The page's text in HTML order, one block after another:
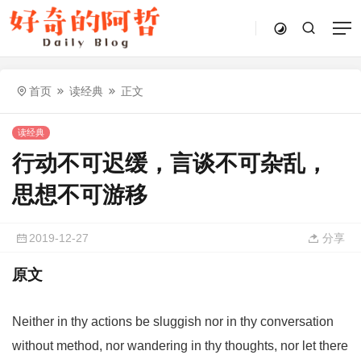
首页 读经典 正文
读经典
行动不可迟缓，言谈不可杂乱，
思想不可游移
2019-12-27 分享
原文
Neither in thy actions be sluggish nor in thy conversation
without method, nor wandering in thy thoughts, nor let there